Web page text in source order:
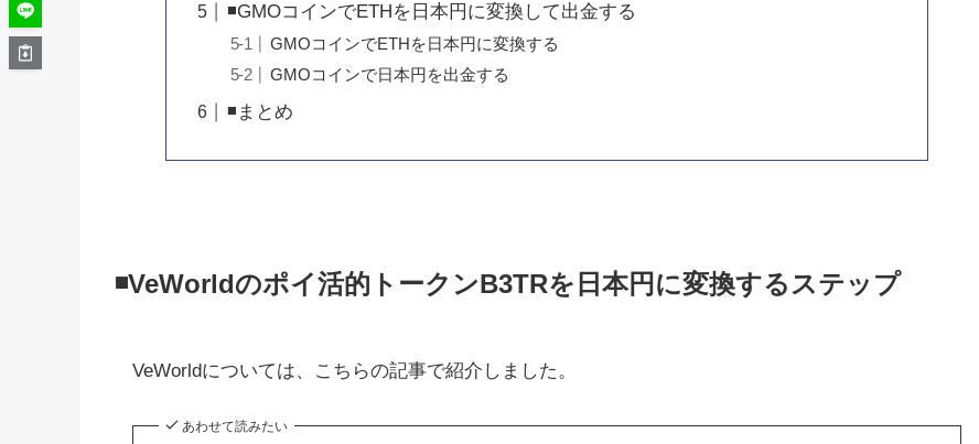
◾️GMOコインでETHを日本円に変換して出金する
GMOコインでETHを日本円に変換する
GMOコインで日本円を出金する
◾️まとめ
◾️VeWorldのポイ活的トークンB3TRを日本円に変換するステップ
VeWorldについては、こちらの記事で紹介しました。
あわせて読みたい